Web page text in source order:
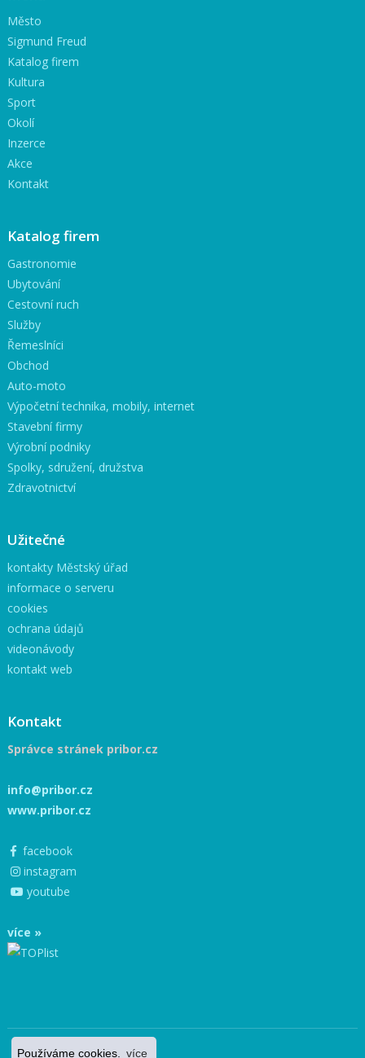
Používáme cookies. více
Město
Sigmund Freud
Katalog firem
Kultura
Sport
Okolí
Inzerce
Akce
Kontakt
Katalog firem
Gastronomie
Ubytování
Cestovní ruch
Služby
Řemeslníci
Obchod
Auto-moto
Výpočetní technika, mobily, internet
Stavební firmy
Výrobní podniky
Spolky, sdružení, družstva
Zdravotnictví
Užitečné
kontakty Městský úřad
informace o serveru
cookies
ochrana údajů
videonávody
kontakt web
Kontakt
Správce stránek pribor.cz
info@pribor.cz
www.pribor.cz
facebook
instagram
youtube
více »